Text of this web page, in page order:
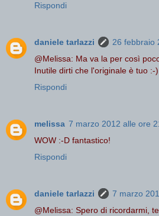
Rispondi
daniele tarlazzi
26 febbraio
@Melissa: Ma va la per così
Inutile dirti che l'originale è tuo :-)
Rispondi
melissa 7 marzo 2012 alle ore
WOW :-D fantastico!
Rispondi
daniele tarlazzi
7 marzo
@Melissa: Spero di ricordarmi,